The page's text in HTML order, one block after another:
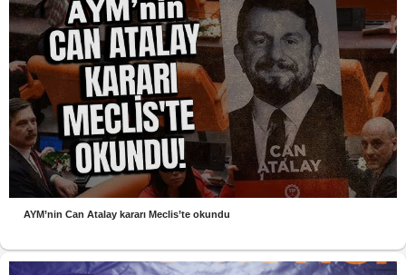
AYM’nin Can Atalay kararı Meclis’te okundu